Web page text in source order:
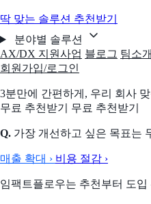
딱 맞는 솔루션 추천받기
분야별 솔루션
AX/DX 지원사업 블로그 팀소개
회원가입/로그인
3분만에 간편하게, 우리 회사
무료 추천받기
무료 추천받기
Q. 가장 개선하고 싶은 목표는
매출 확대 › 비용 절감 ›
임팩트플로우는 추천부터 도입